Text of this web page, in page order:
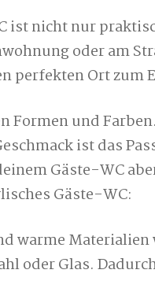
ist nicht nur
oder am
perfekten Ort zum
Formen und
ist das
Gäste-WC
Gäste-WC:
warme
oder Glas.